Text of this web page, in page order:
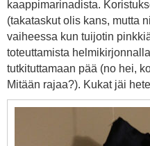
kaappimarinadista.
(takataskut olis kans, mutta
vaiheessa kun tuijotin
toteuttamista
tutkituttamaan pää (no hei,
Mitään rajaa?). Kukat jäi